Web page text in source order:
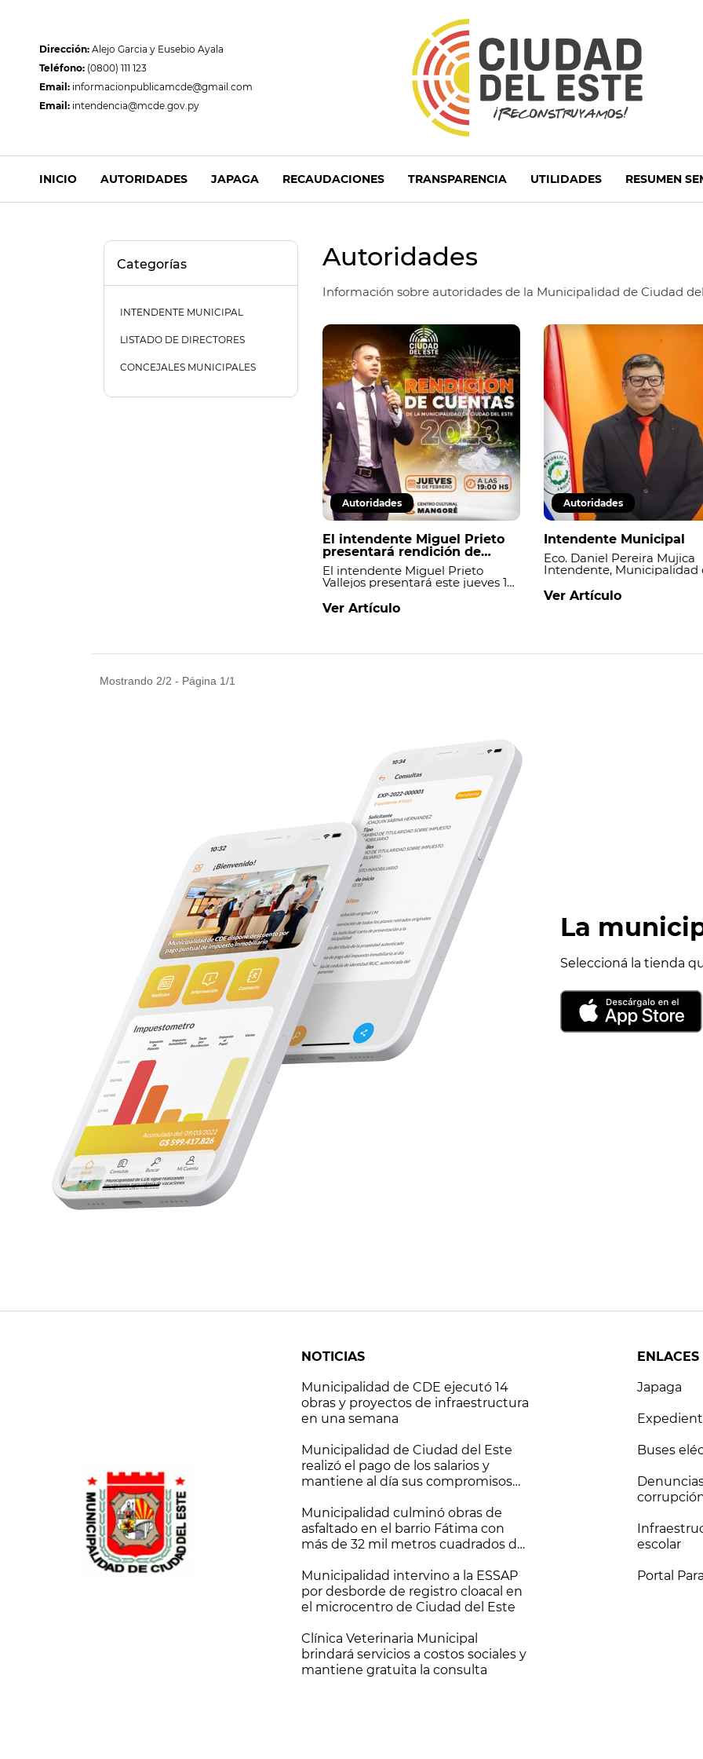
Dirección: Alejo Garcia y Eusebio Ayala
Teléfono: (0800) 111 123
Email: informacionpublicamcde@gmail.com
Email: intendencia@mcde.gov.py
INICIO AUTORIDADES JAPAGA RECAUDACIONES TRANSPARENCIA UTILIDADES RESUMEN
Categorías
INTENDENTE MUNICIPAL
LISTADO DE DIRECTORES
CONCEJALES MUNICIPALES
Autoridades
Información sobre autoridades de la Municipalidad de Ciudad
Autoridades
El intendente Miguel Prieto
presentará rendición de
cuentas 2023
El intendente Miguel Prieto
Vallejos presentará este jueves 15
cuentas de su gestión
correspondiente al año 2023, en
gubernamental.
Ver Artículo
Autoridades
Intendente Municipal
Eco. Daniel Pereira Mujica
Intendente, Municipalidad
Ver Artículo
Mostrando 2/2 - Página 1/1
La
Seleccioná la tienda
NOTICIAS
Municipalidad de CDE ejecutó 14
obras y proyectos de infraestructura
en una semana
Municipalidad de Ciudad del Este
realizó el pago de los salarios y
mantiene al día sus compromisos
Municipalidad culminó obras de
asfaltado en el barrio Fátima con
más de 32 mil metros cuadrados de
Municipalidad intervino a la ESSAP
por desborde de registro cloacal en
el microcentro de Ciudad del Este
Clínica Veterinaria Municipal
brindará servicios a costos sociales y
mantiene gratuita la consulta
ENLACES
Japaga
Buses
escolar
Portal